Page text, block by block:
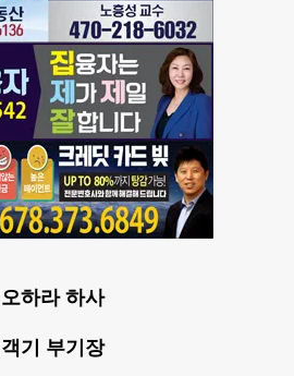
하라 하사
기 부기장